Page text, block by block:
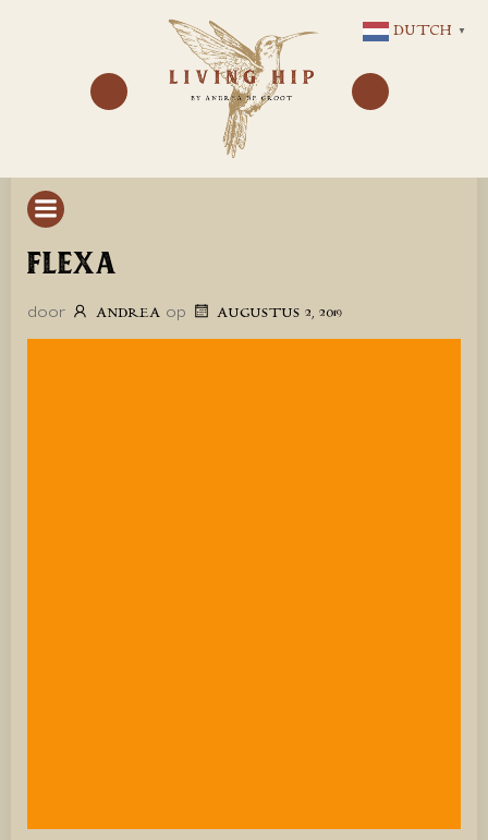
NAAR
DE
INHOUD
FLEXA
door ANDREA op AUGUSTUS 2, 2019
DUTCH ▼